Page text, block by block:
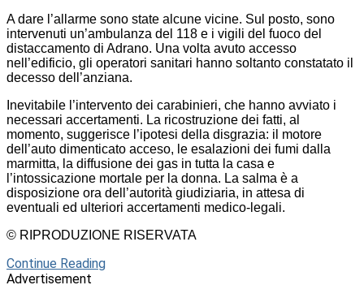
A dare l’allarme sono state alcune vicine. Sul posto, sono
intervenuti un’ambulanza del 118 e i vigili del fuoco del
distaccamento di Adrano. Una volta avuto accesso
nell’edificio, gli operatori sanitari hanno soltanto constatato il
decesso dell’anziana.
Inevitabile l’intervento dei carabinieri, che hanno avviato i
necessari accertamenti. La ricostruzione dei fatti, al
momento, suggerisce l’ipotesi della disgrazia: il motore
dell’auto dimenticato acceso, le esalazioni dei fumi dalla
marmitta, la diffusione dei gas in tutta la casa e
l’intossicazione mortale per la donna. La salma è a
disposizione ora dell’autorità giudiziaria, in attesa di
eventuali ed ulteriori accertamenti medico-legali.
© RIPRODUZIONE RISERVATA
Continue Reading
Advertisement